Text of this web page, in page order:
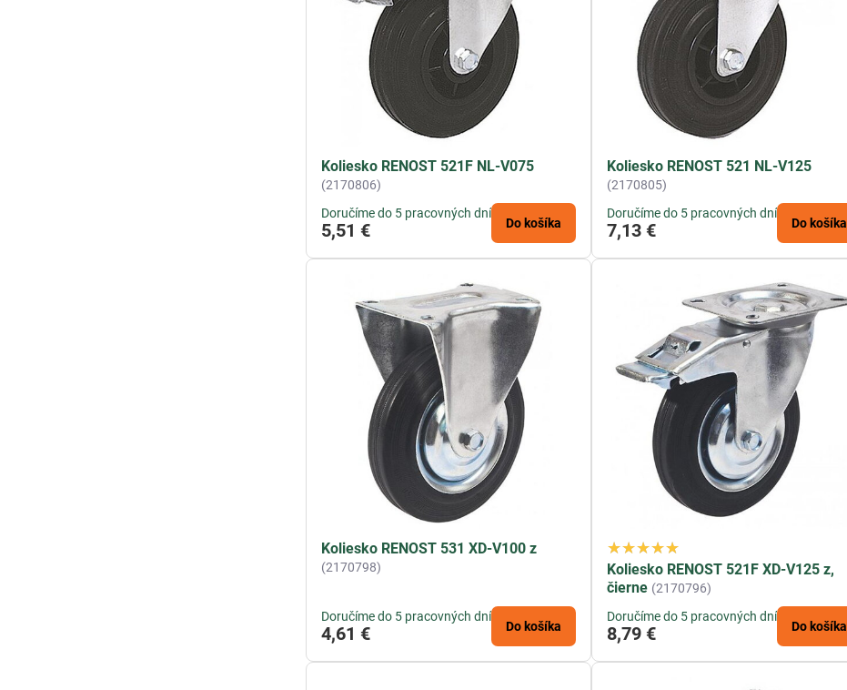
Koliesko RENOST 521F NL-V075
(2170806)
Doručíme do 5 pracovných dní
5,51 € Do košíka
Koliesko RENOST 521 NL-V125
(2170805)
Doručíme do 5 pracovných dní
7,13 € Do košíka
Koliesko RENOST 531 XD-V100 z
(2170798)
Doručíme do 5 pracovných dní
4,61 € Do košíka
Koliesko RENOST 521F XD-V125 z,
čierne (2170796)
Doručíme do 5 pracovných dní
8,79 € Do košíka